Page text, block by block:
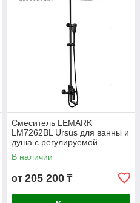
Смеситель LEMARK
LM7262BL Ursus для ванны и
душа с регулируемой
высотой штанги, чёрный
В наличии
от 205 200 ₸